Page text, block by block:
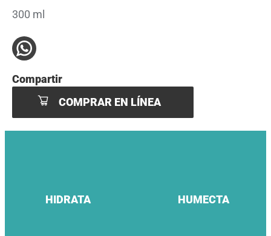
300 ml
Compartir
COMPRAR EN LÍNEA
HIDRATA HUMECTA